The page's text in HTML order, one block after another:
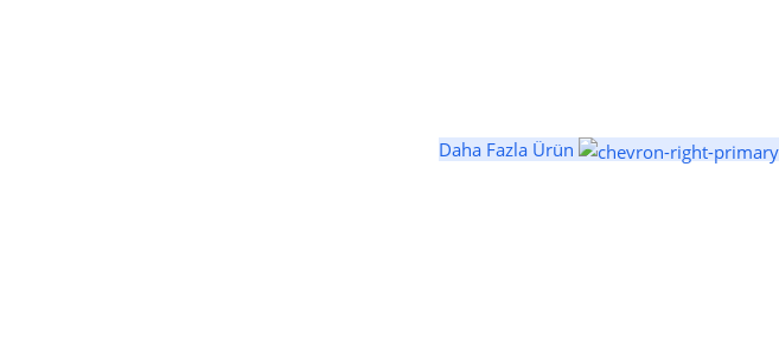
Daha Fazla Ürün